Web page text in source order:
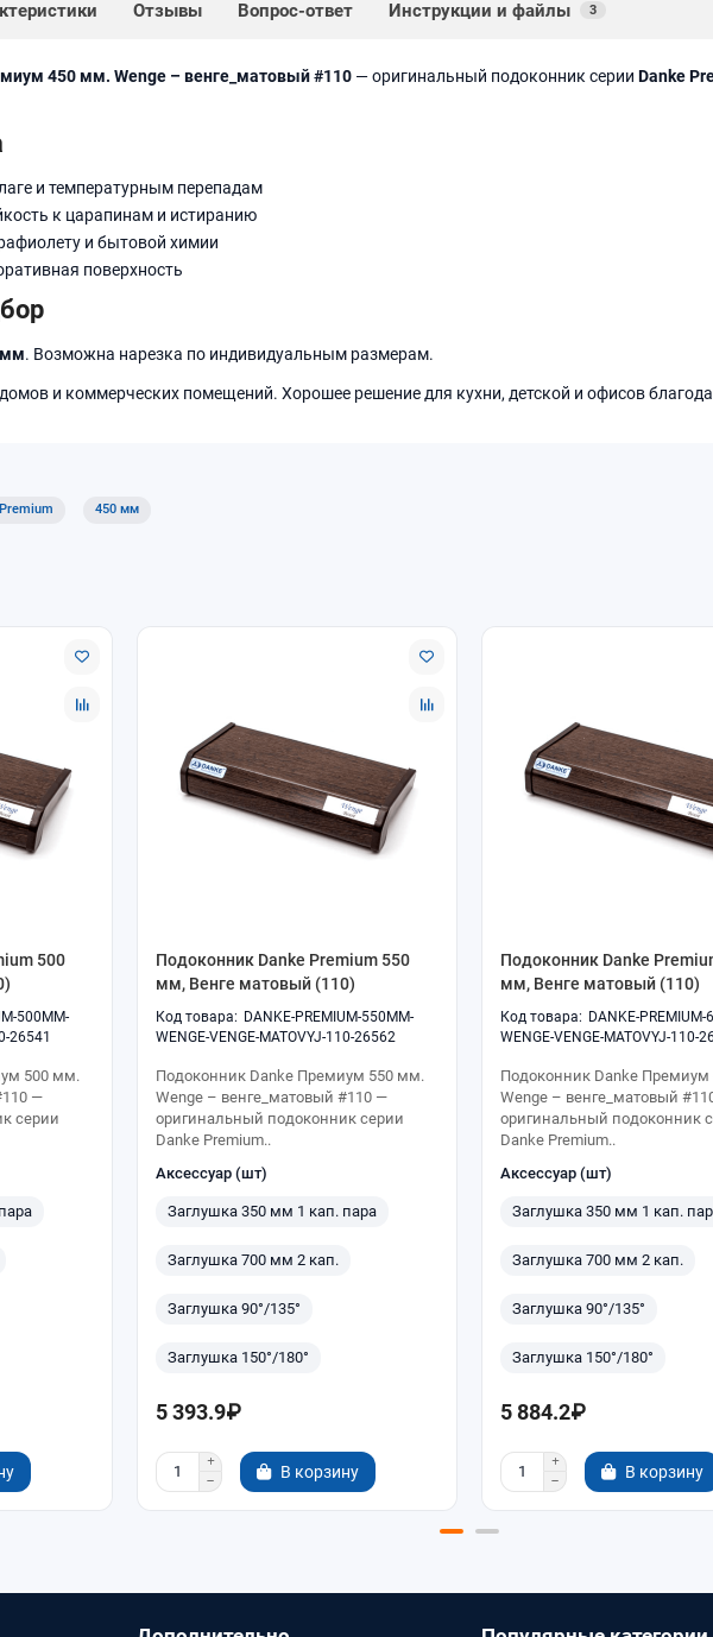
Отзывы Вопрос-ответ Инструкции и файлы 3
450 мм. Wenge – венге_матовый #110 — оригинальный подоконник серии Danke
и температурным перепадам
к царапинам и истиранию
и бытовой химии
поверхность
. Возможна нарезка по индивидуальным размерам.
и коммерческих помещений. Хорошее решение для кухни, детской и офисов
450 мм
500
500MM-
26541
500 мм.
—
серии
Подоконник Danke Premium 550
мм, Венге матовый (110)
DANKE-PREMIUM-550MM-
WENGE-VENGE-MATOVYJ-110-26562
Подоконник Danke Премиум 550 мм.
Wenge – венге_матовый #110 —
оригинальный подоконник серии
Danke Premium..
Аксессуар (шт)
Заглушка 350 мм 1 кап. пара
Заглушка 700 мм 2 кап.
Заглушка 90°/135°
Заглушка 150°/180°
5 393.9₽
В корзину
Подоконник Danke
мм, Венге матовый (110)
DANKE-PREMIUM-
WENGE-VENGE-MATOVYJ-110-
Подоконник Danke
Wenge – венге_матовый
оригинальный подоконник
Danke Premium..
Аксессуар (шт)
Заглушка 350 мм 1 кап.
Заглушка 700 мм 2 кап.
Заглушка 90°/135°
Заглушка 150°/180°
5 884.2₽
В корзину